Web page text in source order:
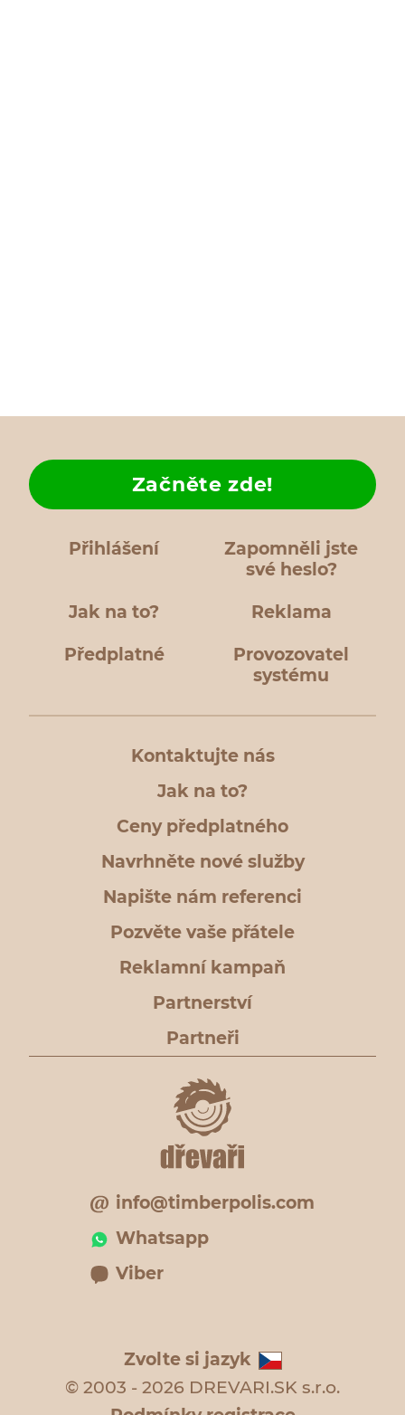
Přihlášení
Zapomněli jste
své heslo?
Jak na to?
Začněte zde!
Reklama
Předplatné
Provozovatel
systému
Kontaktujte nás
Jak na to?
Ceny předplatného
Navrhněte nové služby
Napište nám referenci
Pozvěte vaše přátele
Reklamní kampaň
Partnerství
Partneři
info@timberpolis.com
Whatsapp
Viber
Zvolte si jazyk
© 2003 - 2026 DREVARI.SK s.r.o.